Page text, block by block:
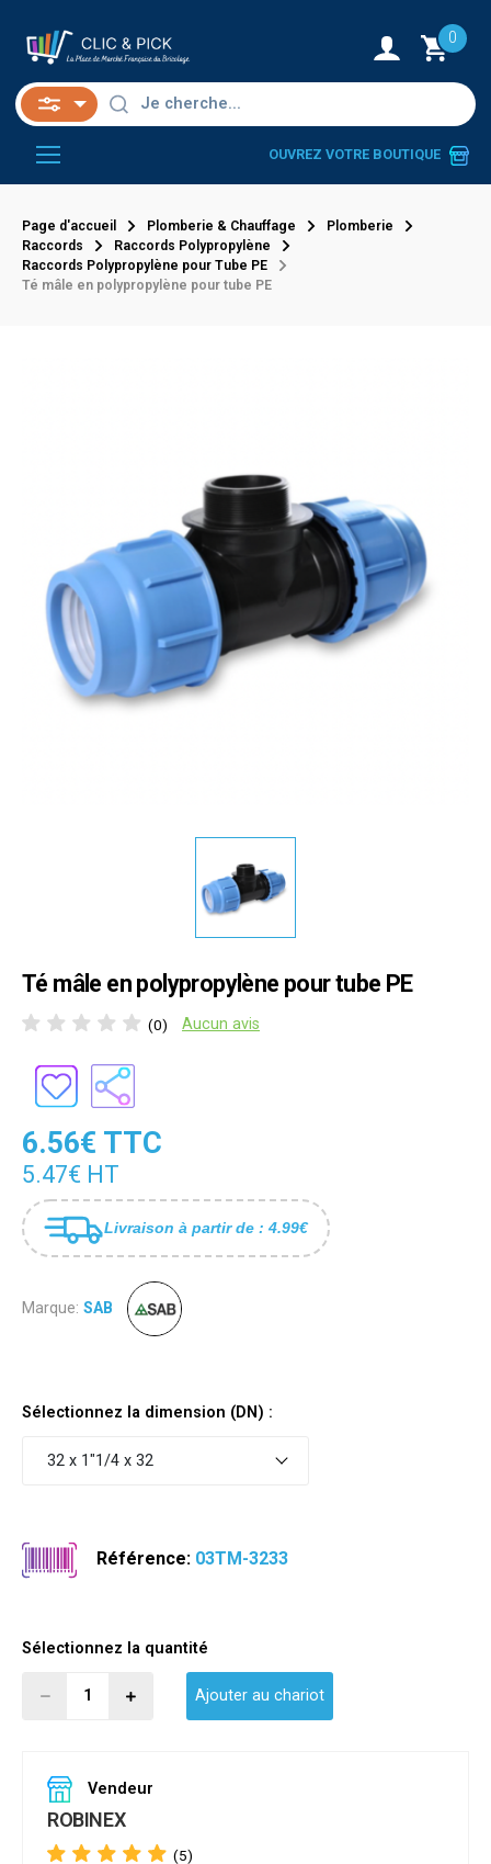
0
OUVREZ VOTRE BOUTIQUE
Page d'accueil Plomberie & Chauffage
Plomberie
Raccords
Raccords Polypropylène
Raccords Polypropylène pour Tube PE
Té mâle en polypropylène pour tube PE
Té mâle en polypropylène pour tube PE
(0) Aucun avis
6.56€ TTC
5.47€ HT
Livraison à partir de : 4.99€
Marque: SAB
Sélectionnez la dimension (DN) :
32 x 1"1/4 x 32
Référence: 03TM-3233
Sélectionnez la quantité
Ajouter au chariot
Vendeur
ROBINEX
(5)